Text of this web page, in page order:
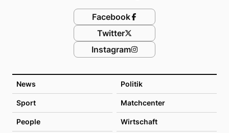
News Politik
Sport Matchcenter
People Wirtschaft
Facebook
Twitter
Instagram